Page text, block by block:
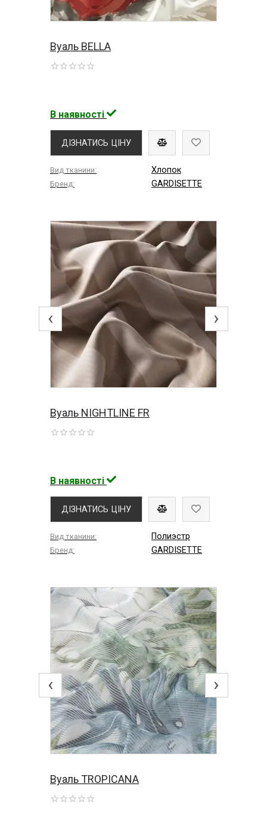
Вуаль BELLA
В наявності
ДІЗНАТИСЬ ЦІНУ
Вид тканини: Хлопок
Бренд: GARDISETTE
‹ ›
Вуаль NIGHTLINE FR
В наявності
ДІЗНАТИСЬ ЦІНУ
Вид тканини: Полиэстр
Бренд: GARDISETTE
‹ ›
Вуаль TROPICANA